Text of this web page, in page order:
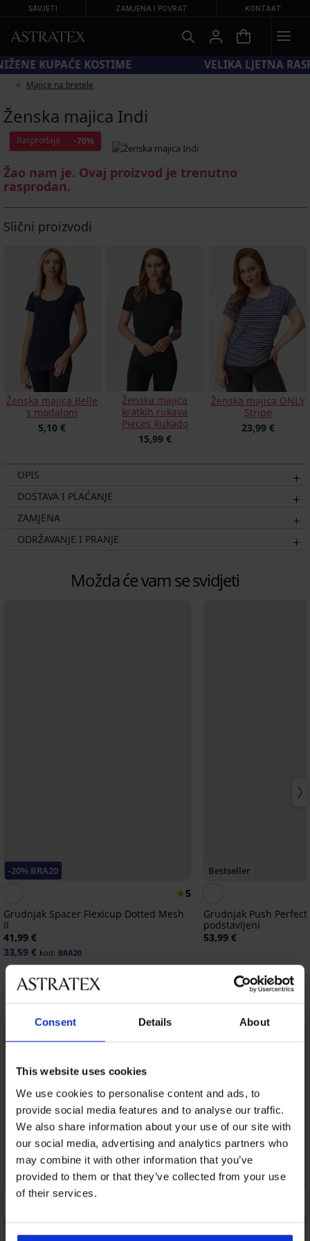
Consent Details About
This website uses cookies
We use cookies to personalise content and ads, to
provide social media features and to analyse our traffic.
We also share information about your use of our site with
our social media, advertising and analytics partners who
may combine it with other information that you’ve
provided to them or that they’ve collected from your use
of their services.
SAVJETI ZAMJENA I POVRAT KONTAKT
SUN20 = −20 % NA SNIŽENE KUPAĆE KOSTIME
Majice na bretele
Ženska majica Indi
Rasprodaja -70%
Žao nam je. Ovaj proizvod je trenutno
rasprodan.
Slični proizvodi
Ženska majica Belle
s modalom
5,10 €
Ženska majica
kratkih rukava
Pieces Rukado
15,99 €
Ženska majica ONLY
Stripe
23,99 €
OPIS
DOSTAVA I PLAĆANJE
ZAMJENA
ODRŽAVANJE I PRANJE
Možda će vam se svidjeti
-20% BRA20
5
Grudnjak Spacer Flexicup Dotted Mesh
II
41,99 €
33,59 € kod: BRA20
Bestseller
Grudnjak Push
podstavljeni
53,99 €
Otkrijte slične komade